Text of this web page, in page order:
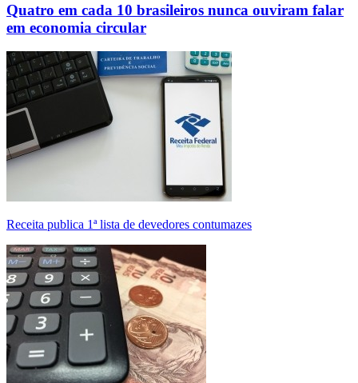
Quatro em cada 10 brasileiros nunca ouviram falar
em economia circular
Receita publica 1ª lista de devedores contumazes